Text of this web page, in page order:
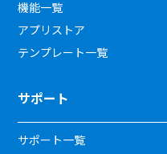
機能一覧
アプリストア
テンプレート一覧
サポート
サポート一覧